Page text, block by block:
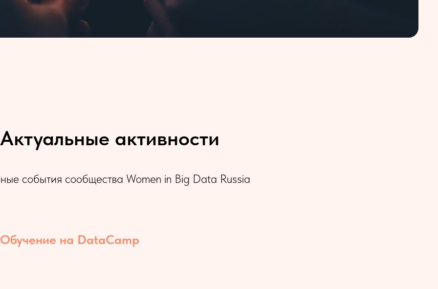
Актуальные активности
события сообщества Women in Big Data Russia
Обучение на DataCamp